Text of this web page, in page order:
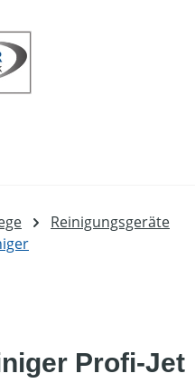
Reinigungsgeräte
Profi-Jet